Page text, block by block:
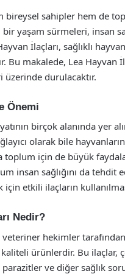
bireysel sahipler hem de
bir yaşam sürmeleri, insan
İlaçları, sağlıklı
Bu makalede, Lea Hayvan
üzerinde durulacaktır.
Önemi
birçok alanında yer
olarak bile
toplum için de büyük
insan sağlığını da tehdit
için etkili ilaçların
Nedir?
veteriner hekimler
ürünlerdir. Bu
ve diğer sağlık